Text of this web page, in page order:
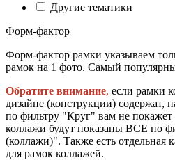
Другие тематики
Форм-фактор
Форм-фактор рамки указываем
рамок на 1 фото. Самый
Обратите внимание, если рамки
дизайне (конструкции) содержат,
по фильтру "Круг" вам не покажет
коллажи будут показаны ВСЕ по
(коллажи)". Также есть отдельная
для рамок коллажей.